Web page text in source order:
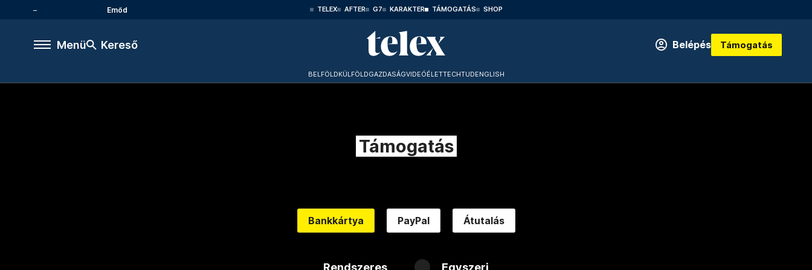
Emőd TELEX AFTER G7 KARAKTER TÁMOGATÁS SHOP
Menü Kereső Belépés Támogatás
BELFÖLDKÜLFÖLDGAZDASÁGVIDEÓÉLETTECHTUDENGLISH
Támogatás
Bankkártya PayPal Átutalás
Rendszeres Egyszeri